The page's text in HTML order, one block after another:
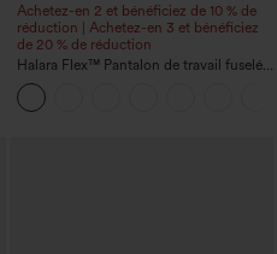
+2
Achetez-en 2 et bénéficiez de 10 % de
réduction | Achetez-en 3 et bénéficiez
de 20 % de réduction
Halara Flex™ Pantalon de travail fuselé,
uni, taille haute, avec poches